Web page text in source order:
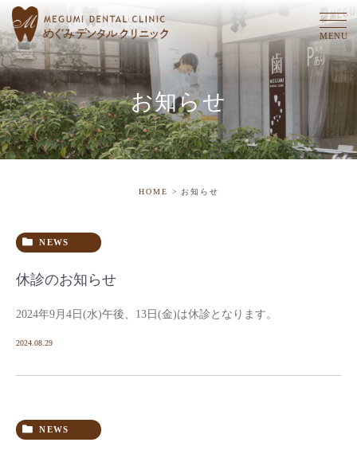
お知らせ
HOME お知らせ
NEWS
休診のお知らせ
2024年9月4日(水)午後、13日(金)は休診となります。
2024.08.29
NEWS